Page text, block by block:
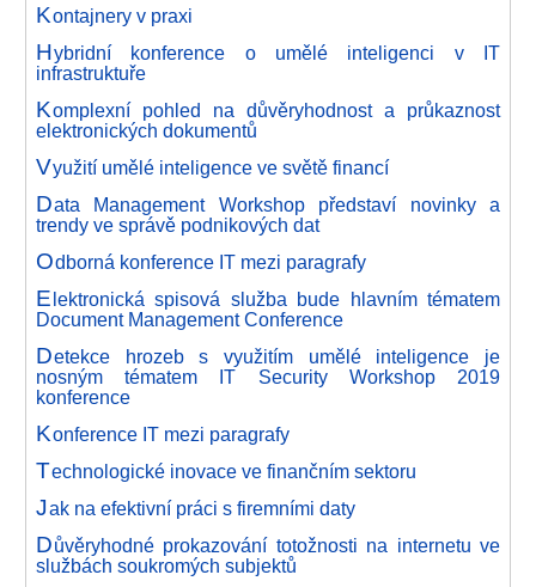
Kontajnery v praxi
Hybridní konference o umělé inteligenci v IT
infrastruktuře
Komplexní pohled na důvěryhodnost a průkaznost
elektronických dokumentů
Využití umělé inteligence ve světě financí
Data Management Workshop představí novinky a
trendy ve správě podnikových dat
Odborná konference IT mezi paragrafy
Elektronická spisová služba bude hlavním tématem
Document Management Conference
Detekce hrozeb s využitím umělé inteligence je
nosným tématem IT Security Workshop 2019
konference
Konference IT mezi paragrafy
Technologické inovace ve finančním sektoru
Jak na efektivní práci s firemními daty
Důvěryhodné prokazování totožnosti na internetu ve
službách soukromých subjektů